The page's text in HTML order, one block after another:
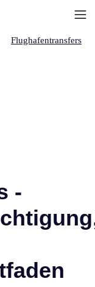
Flughafentransfers
-